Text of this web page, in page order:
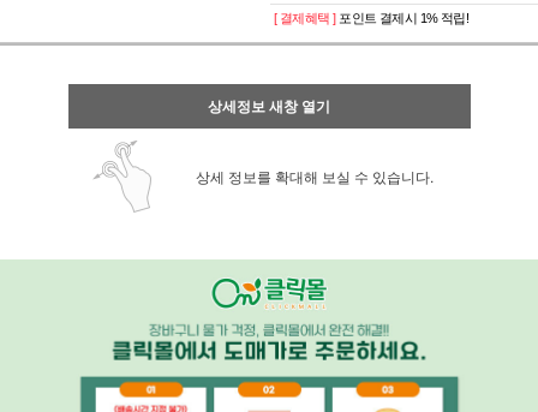
[ 결제혜택 ] 포인트 결제시 1% 적립!
상세정보 새창 열기
상세 정보를 확대해 보실 수 있습니다.